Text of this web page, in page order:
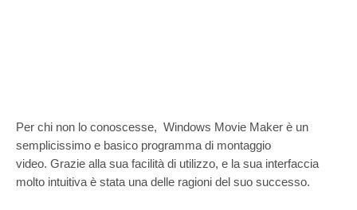
Per chi non lo conoscesse, Windows Movie Maker è un
semplicissimo e basico programma di montaggio
video. Grazie alla sua facilità di utilizzo, e la sua interfaccia
molto intuitiva è stata una delle ragioni del suo successo.